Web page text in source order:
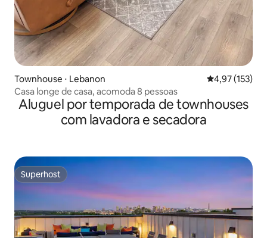
Townhouse ⋅ Lebanon 4,97 de uma
4,97 (153)
Casa longe de casa, acomoda 8 pessoas
Aluguel por temporada de townhouses
com lavadora e secadora
Superhost
Superhost